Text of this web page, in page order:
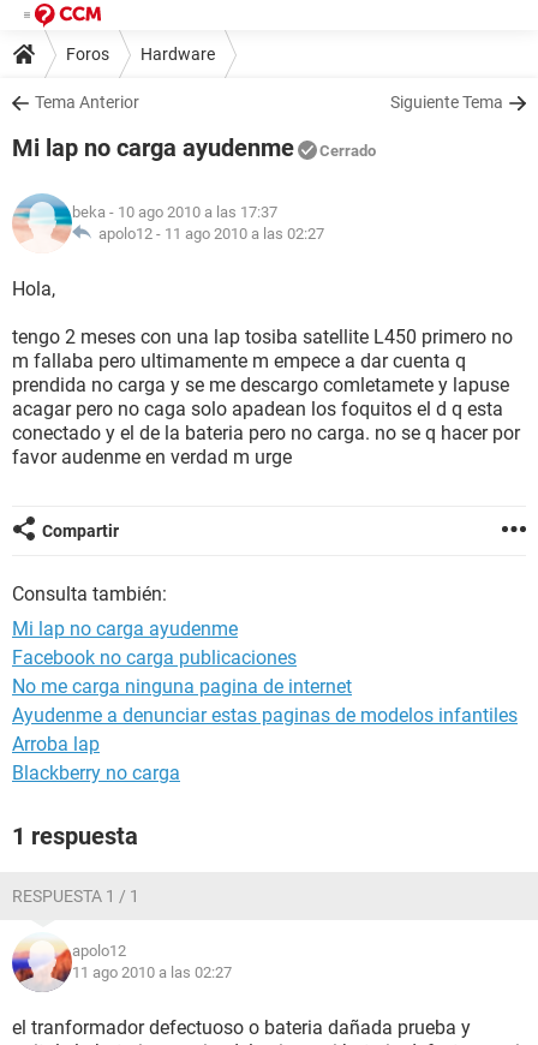
Foros Hardware
Tema Anterior Siguiente Tema
Mi lap no carga ayudenme Cerrado
beka - 10 ago 2010 a las 17:37
apolo12 - 11 ago 2010 a las 02:27
Hola,
tengo 2 meses con una lap tosiba satellite L450 primero no
m fallaba pero ultimamente m empece a dar cuenta q
prendida no carga y se me descargo comletamete y lapuse
acagar pero no caga solo apadean los foquitos el d q esta
conectado y el de la bateria pero no carga. no se q hacer por
favor audenme en verdad m urge
Compartir
Consulta también:
Mi lap no carga ayudenme
Facebook no carga publicaciones
No me carga ninguna pagina de internet
Ayudenme a denunciar estas paginas de modelos infantiles
Arroba lap
Blackberry no carga
1 respuesta
RESPUESTA 1 / 1
apolo12
11 ago 2010 a las 02:27
el tranformador defectuoso o bateria dañada prueba y